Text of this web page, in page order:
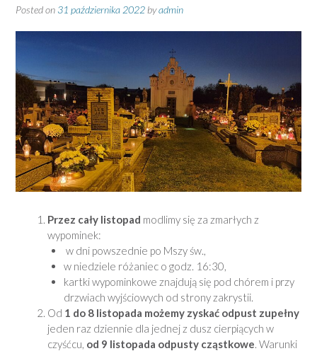
Posted on 31 października 2022 byadmin
Przez cały listopad modlimy się za zmarłych z
wypominek:
w dni powszednie po Mszy św.,
w niedziele różaniec o godz. 16:30,
kartki wypominkowe znajdują się pod chórem i przy
drzwiach wyjściowych od strony zakrystii.
Od 1 do 8 listopada możemy zyskać odpust zupełny
jeden raz dziennie dla jednej z dusz cierpiących w
czyśćcu, od 9 listopada odpusty cząstkowe. Warunki